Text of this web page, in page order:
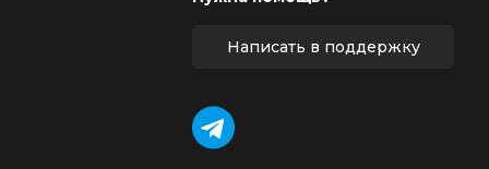
Написать в поддержку